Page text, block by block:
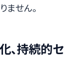
ません。
、持続的セ